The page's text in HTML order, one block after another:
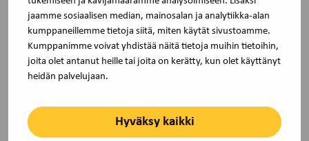
jaamme sosiaalisen median, mainosalan ja analytiikka-alan
kumppaneillemme tietoja siitä, miten käytät sivustoamme.
Kumppanimme voivat yhdistää näitä tietoja muihin tietoihin,
joita olet antanut heille tai joita on kerätty, kun olet käyttänyt
heidän palvelujaan.
Hyväksy kaikki
Osaamista yhdessä 2027
2.6.2026 kello 9-11, Akava-talo ja Teams
asiantuntijapuheenvuoro ajankohtaisesta koulutuksia
koskevasta aiheesta.